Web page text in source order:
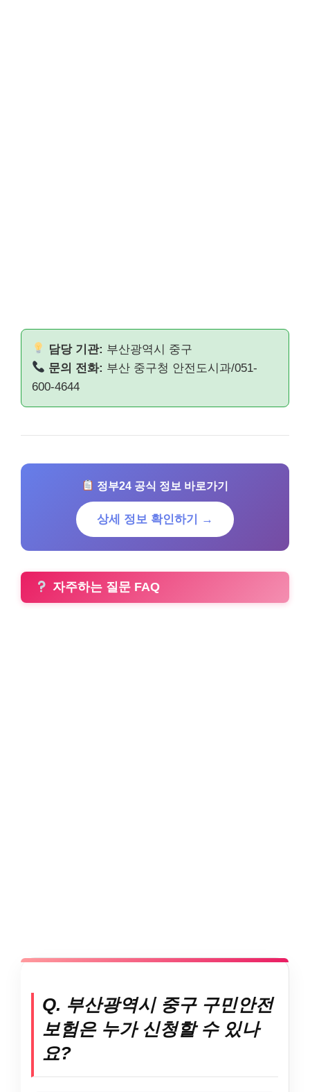
담당 기관: 부산광역시 중구
문의 전화: 부산 중구청 안전도시과/051-
600-4644
정부24 공식 정보 바로가기
상세 정보 확인하기 →
자주하는 질문 FAQ
Q. 부산광역시 중구 구민안전
보험은 누가 신청할 수 있나
요?